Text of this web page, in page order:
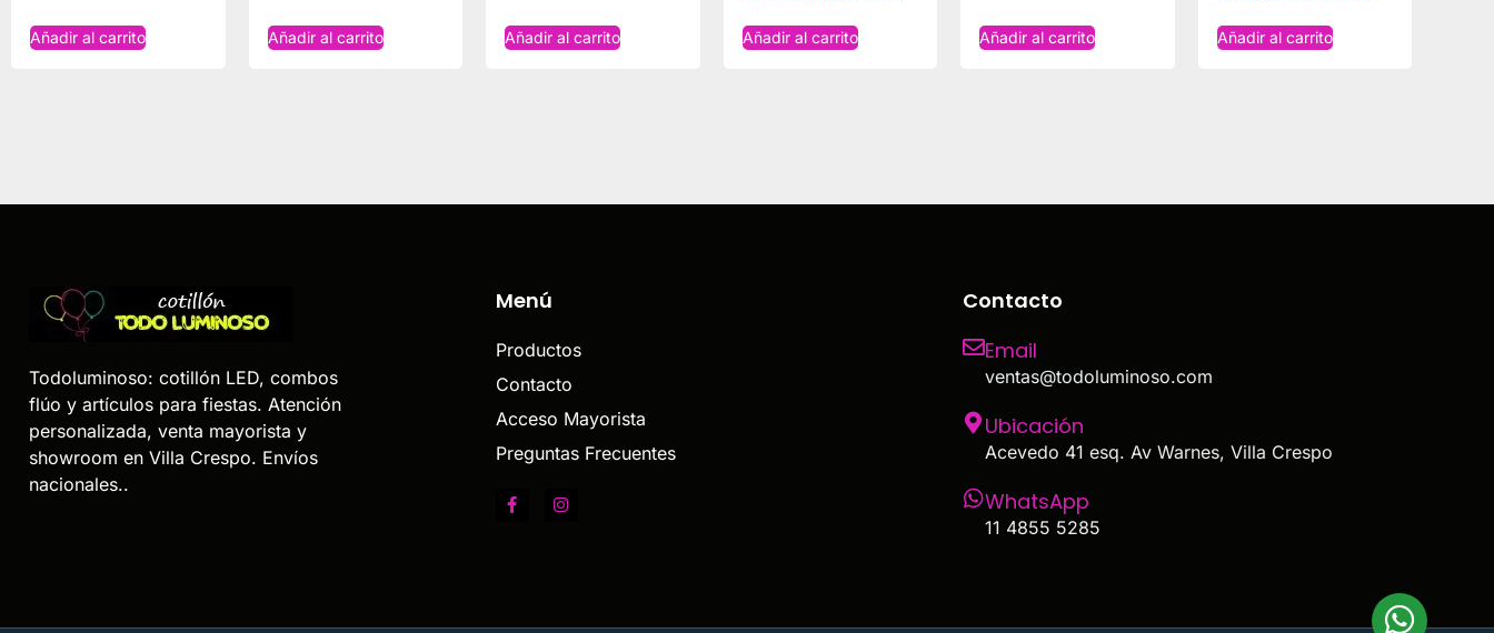
Añadir al carrito Añadir al carrito Añadir al carrito Añadir al carrito Añadir al carrito Añadir al carrito
Todoluminoso: cotillón LED, combos
flúo y artículos para fiestas. Atención
personalizada, venta mayorista y
showroom en Villa Crespo. Envíos
nacionales..
Menú
Productos
Contacto
Acceso Mayorista
Preguntas Frecuentes
Contacto
Email
ventas@todoluminoso.com
Ubicación
Acevedo 41 esq. Av Warnes, Villa Crespo
WhatsApp
11 4855 5285